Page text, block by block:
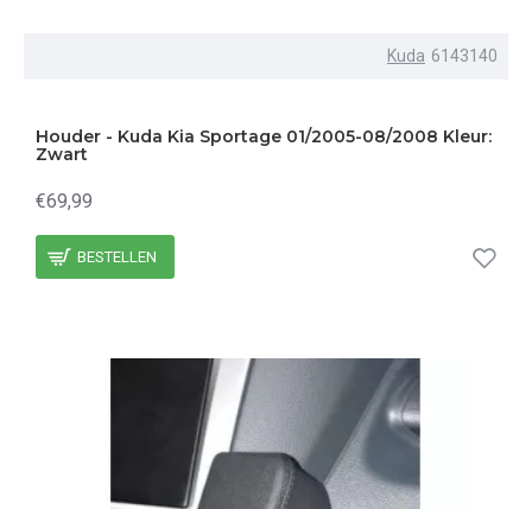
Kuda 6143140
Houder - Kuda Kia Sportage 01/2005-08/2008 Kleur:
Zwart
€69,99
BESTELLEN